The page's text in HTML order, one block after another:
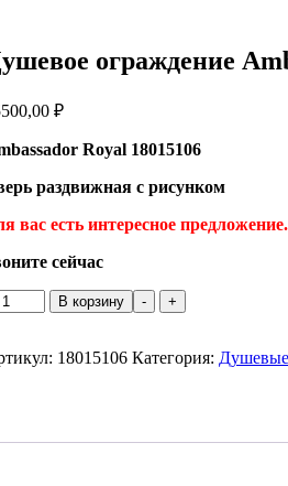
ограждение
₽
Royal 18015106
раздвижная с рисунком
вас есть интересное предложение.
сейчас
- +
В корзину
18015106 Категория: Душевые